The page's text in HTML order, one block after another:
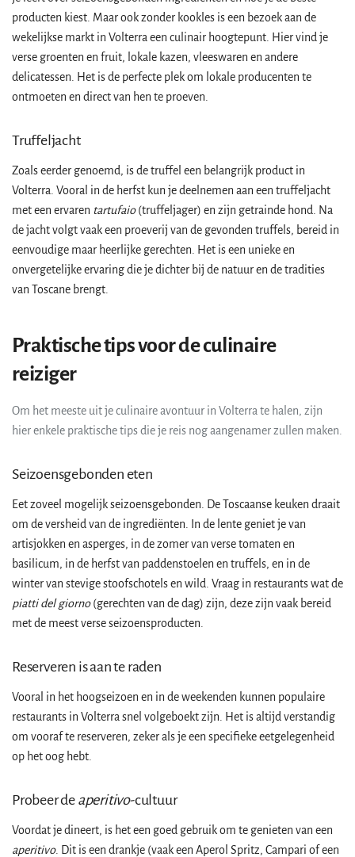
producten kiest. Maar ook zonder kookles is een bezoek aan de
wekelijkse markt in Volterra een culinair hoogtepunt. Hier vind je
verse groenten en fruit, lokale kazen, vleeswaren en andere
delicatessen. Het is de perfecte plek om lokale producenten te
ontmoeten en direct van hen te proeven.
Truffeljacht
Zoals eerder genoemd, is de truffel een belangrijk product in
Volterra. Vooral in de herfst kun je deelnemen aan een truffeljacht
met een ervaren tartufaio(truffeljager) en zijn getrainde hond. Na
de jacht volgt vaak een proeverij van de gevonden truffels, bereid in
eenvoudige maar heerlijke gerechten. Het is een unieke en
onvergetelijke ervaring die je dichter bij de natuur en de tradities
van Toscane brengt.
Praktische tips voor de culinaire
reiziger
Om het meeste uit je culinaire avontuur in Volterra te halen, zijn
hier enkele praktische tips die je reis nog aangenamer zullen maken.
Seizoensgebonden eten
Eet zoveel mogelijk seizoensgebonden. De Toscaanse keuken draait
om de versheid van de ingrediënten. In de lente geniet je van
artisjokken en asperges, in de zomer van verse tomaten en
basilicum, in de herfst van paddenstoelen en truffels, en in de
winter van stevige stoofschotels en wild. Vraag in restaurants wat de
piatti del giorno(gerechten van de dag) zijn, deze zijn vaak bereid
met de meest verse seizoensproducten.
Reserveren is aan te raden
Vooral in het hoogseizoen en in de weekenden kunnen populaire
restaurants in Volterra snel volgeboekt zijn. Het is altijd verstandig
om vooraf te reserveren, zeker als je een specifieke eetgelegenheid
op het oog hebt.
Probeer de aperitivo-cultuur
Voordat je dineert, is het een goed gebruik om te genieten van een
aperitivo. Dit is een drankje (vaak een Aperol Spritz, Campari of een